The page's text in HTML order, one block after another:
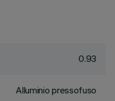
0.93
Alluminio pressofuso